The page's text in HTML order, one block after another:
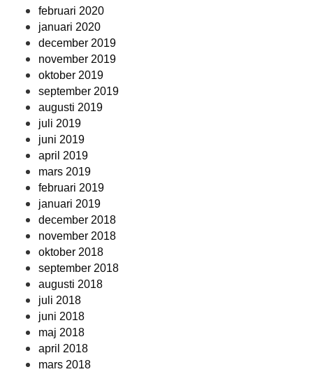
februari 2020
januari 2020
december 2019
november 2019
oktober 2019
september 2019
augusti 2019
juli 2019
juni 2019
april 2019
mars 2019
februari 2019
januari 2019
december 2018
november 2018
oktober 2018
september 2018
augusti 2018
juli 2018
juni 2018
maj 2018
april 2018
mars 2018